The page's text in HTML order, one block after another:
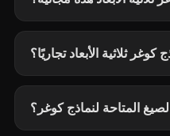
ثلاثية الأبعاد تجاريًا؟
المتاحة لنماذج كوغر؟